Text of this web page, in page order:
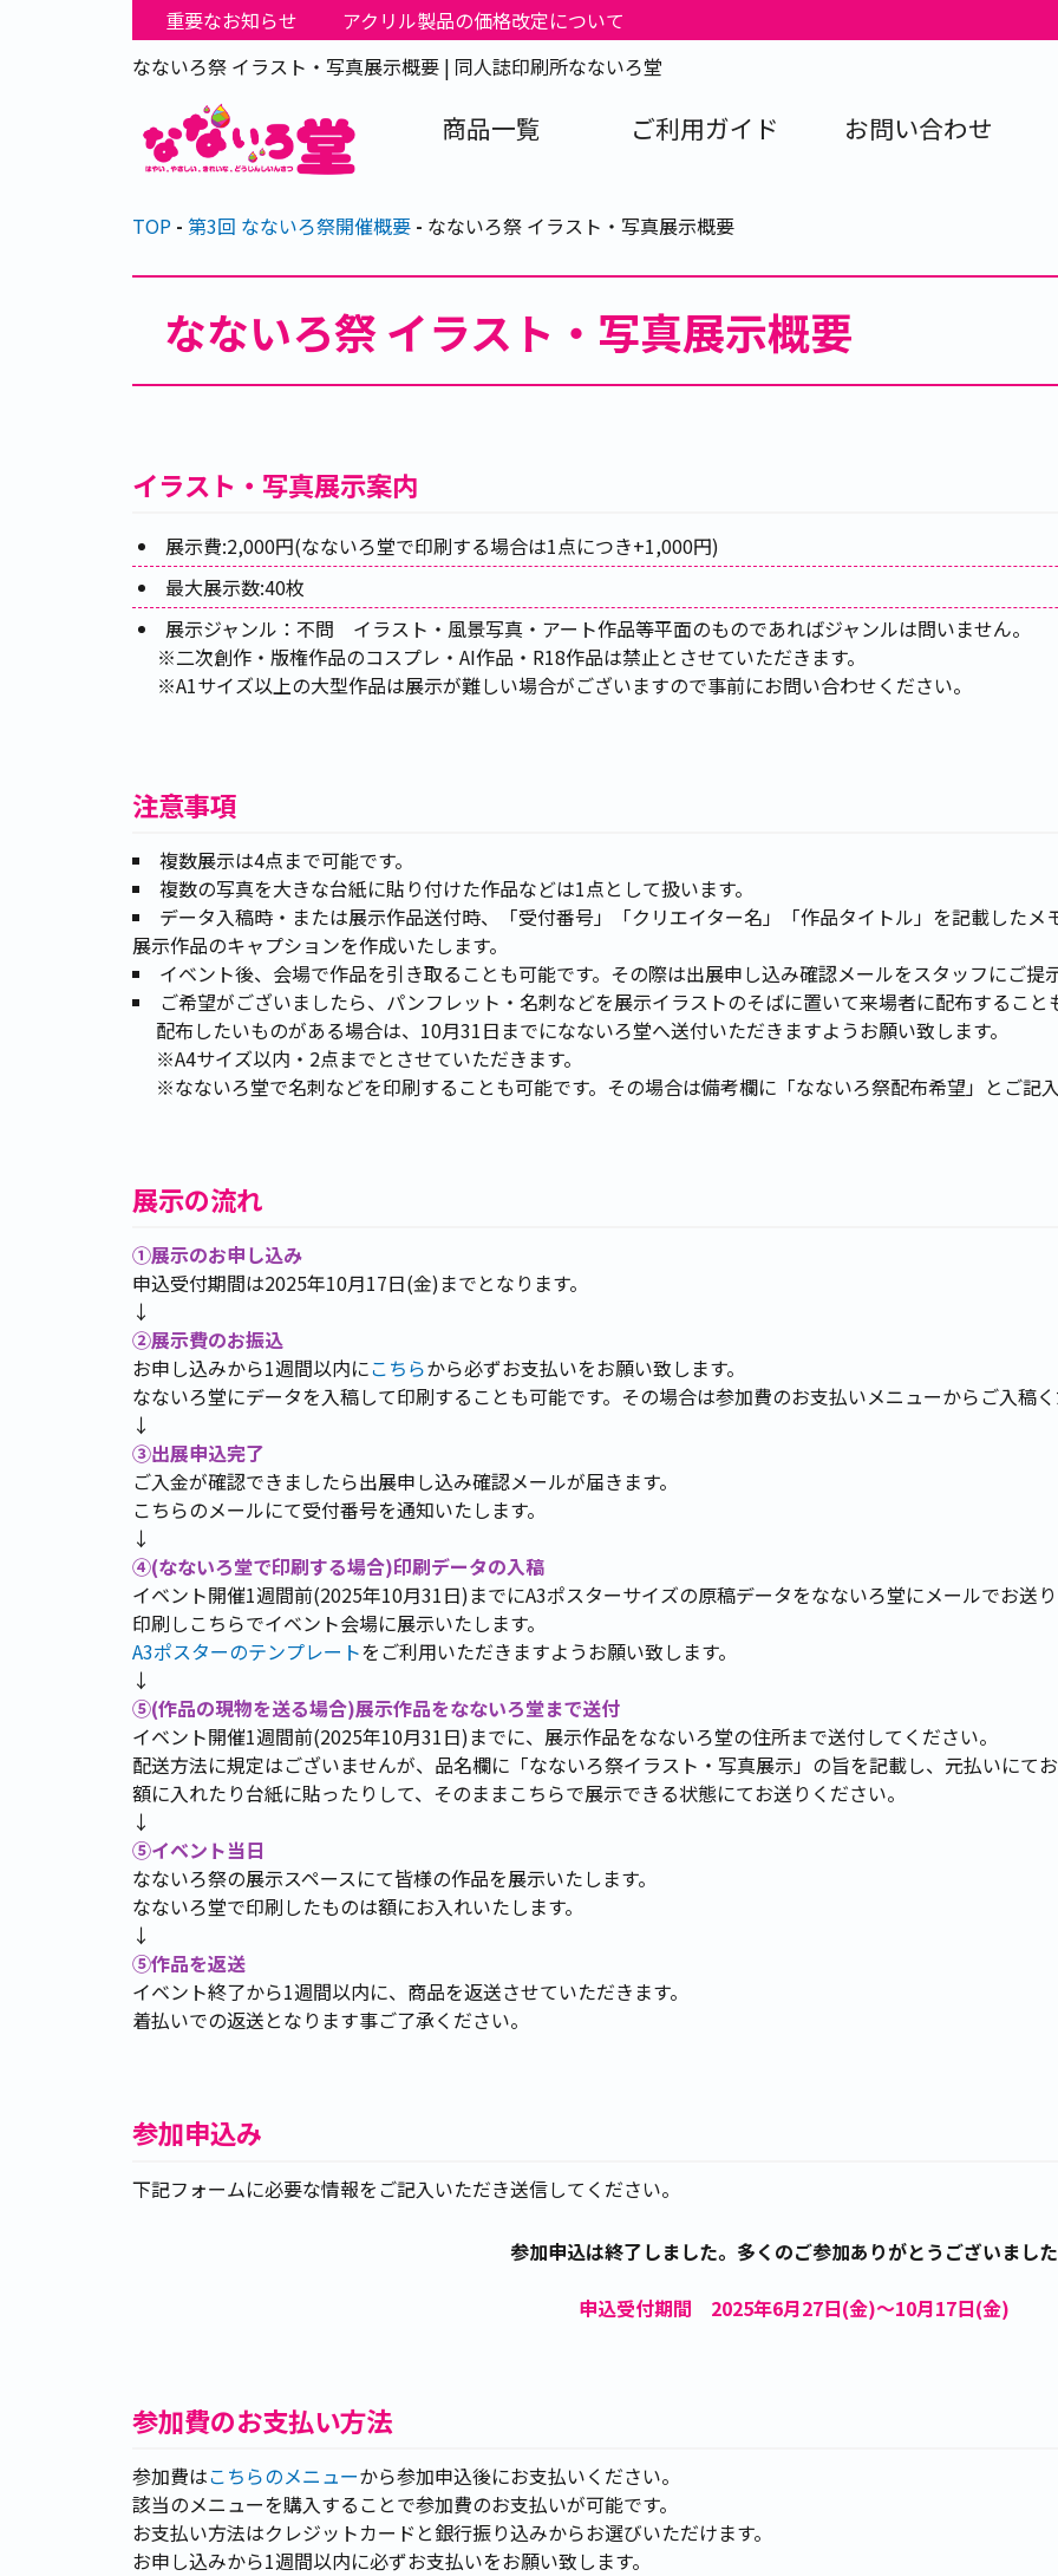
重要なお知らせ
アクリル製品の価格改定について
なないろ祭 イラスト・写真展示概要 | 同人誌印刷所なないろ堂
商品一覧 ご利用ガイド お問い合わせ
TOP 第3回 なないろ祭開催概要 なないろ祭 イラスト・写真展示概要
なないろ祭 イラスト・写真展示概要
イラスト・写真展示案内
展示費:2,000円(なないろ堂で印刷する場合は1点につき+1,000円)
最大展示数:40枚
展示ジャンル：不問 イラスト・風景写真・アート作品等平面のものであればジャンルは問いません。
※二次創作・版権作品のコスプレ・AI作品・R18作品は禁止とさせていただきます。
※A1サイズ以上の大型作品は展示が難しい場合がございますので事前にお問い合わせください。
注意事項
複数展示は4点まで可能です。
複数の写真を大きな台紙に貼り付けた作品などは1点として扱います。
データ入稿時・または展示作品送付時、「受付番号」「クリエイター名」「作品タイトル」を記載した
展示作品のキャプションを作成いたします。
イベント後、会場で作品を引き取ることも可能です。その際は出展申し込み確認メールをスタッフにご
ご希望がございましたら、パンフレット・名刺などを展示イラストのそばに置いて来場者に配布すること
配布したいものがある場合は、10月31日までになないろ堂へ送付いただきますようお願い致します。
※A4サイズ以内・2点までとさせていただきます。
※なないろ堂で名刺などを印刷することも可能です。その場合は備考欄に「なないろ祭配布希望」とご記
展示の流れ
①展示のお申し込み
申込受付期間は2025年10月17日(金)までとなります。
↓
②展示費のお振込
お申し込みから1週間以内にこちらから必ずお支払いをお願い致します。
なないろ堂にデータを入稿して印刷することも可能です。その場合は参加費のお支払いメニューからご入稿
↓
③出展申込完了
ご入金が確認できましたら出展申し込み確認メールが届きます。
こちらのメールにて受付番号を通知いたします。
↓
④(なないろ堂で印刷する場合)印刷データの入稿
イベント開催1週間前(2025年10月31日)までにA3ポスターサイズの原稿データをなないろ堂にメールでお送
印刷しこちらでイベント会場に展示いたします。
A3ポスターのテンプレートをご利用いただきますようお願い致します。
↓
⑤(作品の現物を送る場合)展示作品をなないろ堂まで送付
イベント開催1週間前(2025年10月31日)までに、展示作品をなないろ堂の住所まで送付してください。
配送方法に規定はございませんが、品名欄に「なないろ祭イラスト・写真展示」の旨を記載し、元払いにて
額に入れたり台紙に貼ったりして、そのままこちらで展示できる状態にてお送りください。
↓
⑤イベント当日
なないろ祭の展示スペースにて皆様の作品を展示いたします。
なないろ堂で印刷したものは額にお入れいたします。
↓
⑤作品を返送
イベント終了から1週間以内に、商品を返送させていただきます。
着払いでの返送となります事ご了承ください。
参加申込み
下記フォームに必要な情報をご記入いただき送信してください。
参加申込は終了しました。多くのご参加ありがとうございまし
申込受付期間 2025年6月27日(金)～10月17日(金)
参加費のお支払い方法
参加費はこちらのメニューから参加申込後にお支払いください。
該当のメニューを購入することで参加費のお支払いが可能です。
お支払い方法はクレジットカードと銀行振り込みからお選びいただけます。
お申し込みから1週間以内に必ずお支払いをお願い致します。